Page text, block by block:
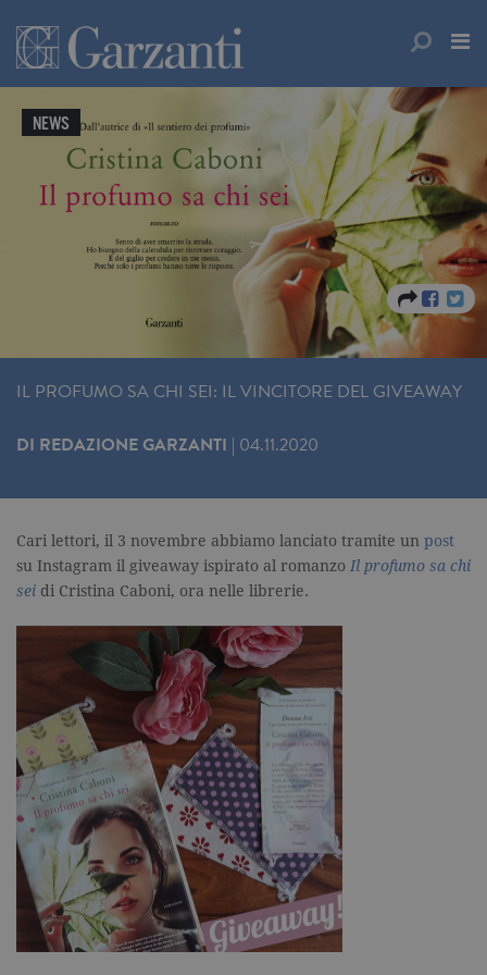
NEWS
IL PROFUMO SA CHI SEI: IL VINCITORE DEL GIVEAWAY
DI REDAZIONE GARZANTI | 04.11.2020
Cari lettori, il 3 novembre abbiamo lanciato tramite un post
su Instagram il giveaway ispirato al romanzo Il profumo sa chi
sei di Cristina Caboni, ora nelle librerie.